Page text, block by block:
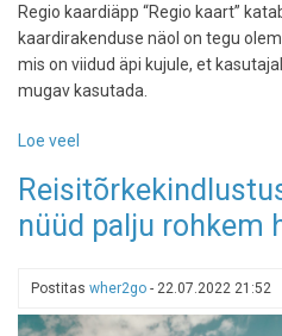
Regio kaardiäpp “Regio kaart”
kaardirakenduse näol on tegu
mis on viidud äpi kujule, et
mugav kasutada.
Loe veel
on
uus
kaardiäpp
navigeeri,
vaata
nüüd palju rohkem
Postitas wher2go - 22.07.2022 21:52